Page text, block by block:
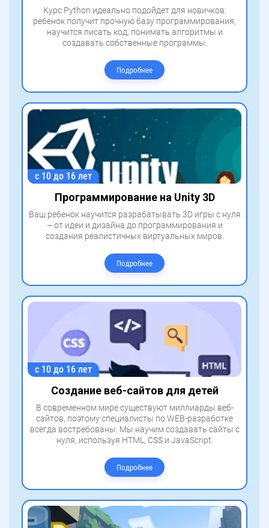
Курс Python идеально подойдет для новичков:
ребенок получит прочную базу программирования,
научится писать код, понимать алгоритмы и
создавать собственные программы.
Подробнее
с 10 до 16 лет
Программирование на Unity 3D
Ваш ребенок научится разрабатывать 3D игры с нуля
– от идеи и дизайна до программирования и
создания реалистичных виртуальных миров.
Подробнее
с 10 до 16 лет
Создание веб-сайтов для детей
В современном мире существуют миллиарды веб-
сайтов, поэтому специалисты по WEB-разработке
всегда востребованы. Мы научим создавать сайты с
нуля, используя HTML, CSS и JavaScript.
Подробнее